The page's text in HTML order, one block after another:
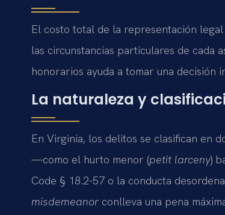
El costo total de la representación
las circunstancias particulares de cada
honorarios ayuda a tomar una decisión
La naturaleza y
En Virginia, los delitos se clasifican en
—como el hurto menor (petit larceny)
Code § 18.2-57 o la conducta
misdemeanor conlleva una pena